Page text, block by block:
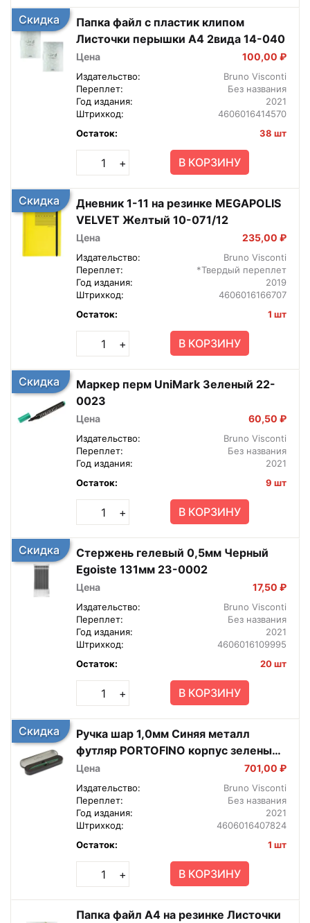
Скидка
Папка файл с пластик клипом
Листочки перышки А4 2вида 14-040
Цена 100,00 ₽
Издательство:
Bruno Visconti
Переплет:
Без названия
Год издания:
2021
Штрихкод:
4606016414570
Остаток:
38 шт
+ В КОРЗИНУ
Скидка
Дневник 1-11 на резинке MEGAPOLIS
VELVET Желтый 10-071/12
Цена 235,00 ₽
Издательство:
Bruno Visconti
Переплет:
*Твердый переплет
Год издания:
2019
Штрихкод:
4606016166707
Остаток:
1 шт
+ В КОРЗИНУ
Скидка
Маркер перм UniMark Зеленый 22-
0023
Цена 60,50 ₽
Издательство:
Bruno Visconti
Переплет:
Без названия
Год издания:
2021
Остаток:
9 шт
+ В КОРЗИНУ
Скидка
Стержень гелевый 0,5мм Черный
Egoiste 131мм 23-0002
Цена 17,50 ₽
Издательство:
Bruno Visconti
Переплет:
Без названия
Год издания:
2021
Штрихкод:
4606016109995
Остаток:
20 шт
+ В КОРЗИНУ
Скидка
Ручка шар 1,0мм Синяя металл
футляр PORTOFINO корпус зеленый
футляр черн 20-0251-03/01
Цена 701,00 ₽
Издательство:
Bruno Visconti
Переплет:
Без названия
Год издания:
2021
Штрихкод:
4606016407824
Остаток:
1 шт
+ В КОРЗИНУ
Папка файл А4 на резинке Листочки